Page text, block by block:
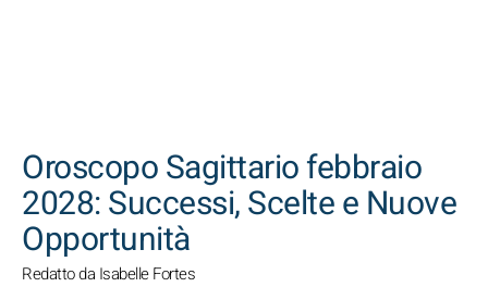
Oroscopo Sagittario febbraio
2028: Successi, Scelte e Nuove
Opportunità
Redatto da Isabelle Fortes